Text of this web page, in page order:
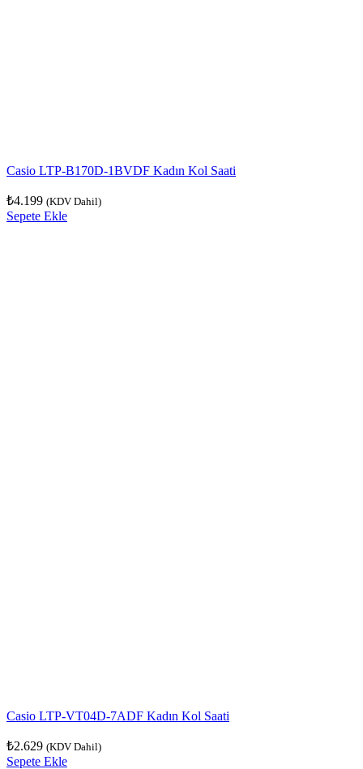
Casio LTP-B170D-1BVDF Kadın Kol Saati
₺4.199 (KDV Dahil)
Sepete Ekle
Casio LTP-VT04D-7ADF Kadın Kol Saati
₺2.629 (KDV Dahil)
Sepete Ekle